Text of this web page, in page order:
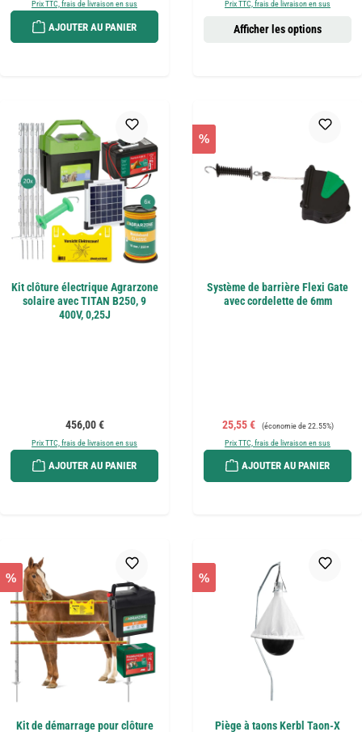
Prix TTC, frais de livraison en sus
AJOUTER AU PANIER
Prix TTC, frais de livraison en sus
Afficher les options
Kit clôture électrique Agrarzone
solaire avec TITAN B250, 9
400V, 0,25J
Prix régulier :
456,00 €
Prix TTC, frais de livraison en sus
AJOUTER AU PANIER
%
Système de barrière Flexi Gate
avec cordelette de 6mm
Prix de vente :
25,55 € Prix régulier :
(économie de 22.55%)
Prix TTC, frais de livraison en sus
AJOUTER AU PANIER
%
Kit de démarrage pour clôture
%
Piège à taons Kerbl Taon-X